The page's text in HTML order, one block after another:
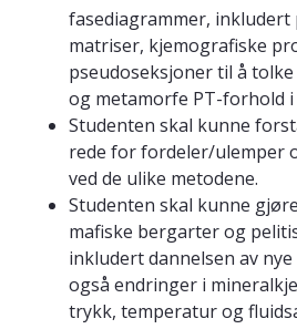
fasediagrammer,
matriser, kjemografiske
pseudoseksjoner til å
og metamorfe PT-forhold i
Studenten skal kunne
rede for fordeler/ulemper
ved de ulike metodene.
Studenten skal kunne
mafiske bergarter og
inkludert dannelsen av
også endringer i
trykk, temperatur og